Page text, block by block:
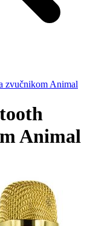
zvučnikom Animal
Animal